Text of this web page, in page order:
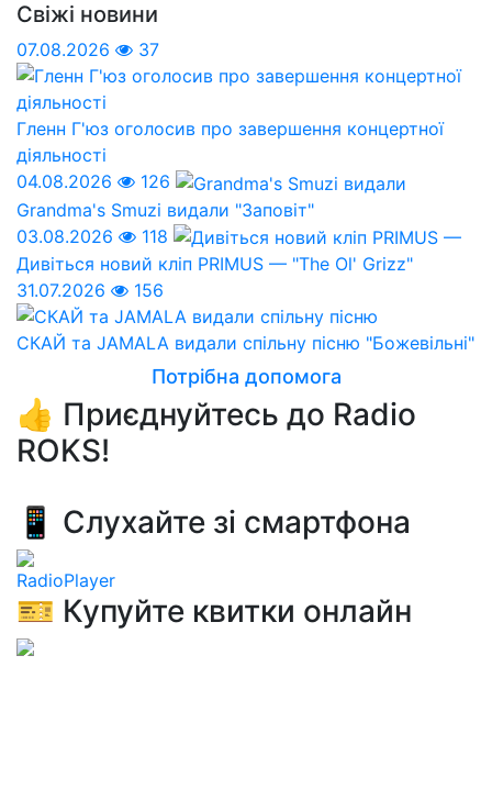
Свіжі новини
07.08.2026 37
Гленн Г'юз оголосив про завершення концертної
діяльності
04.08.2026
126
Grandma's Smuzi видали "Заповіт"
03.08.2026
118
Дивіться новий кліп PRIMUS — "The Ol' Grizz"
31.07.2026
156
СКАЙ та JAMALA видали спільну пісню "Божевільні"
Потрібна допомога
👍 Приєднуйтесь до Radio
ROKS!
📱 Слухайте зі смартфона
RadioPlayer
🎫 Купуйте квитки онлайн